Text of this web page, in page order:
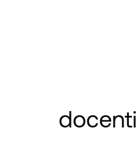
docenti